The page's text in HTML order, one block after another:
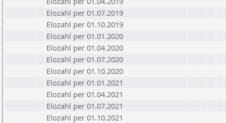
Elozahl per 01.07.2019
Elozahl per 01.10.2019
Elozahl per 01.01.2020
Elozahl per 01.04.2020
Elozahl per 01.07.2020
Elozahl per 01.10.2020
Elozahl per 01.01.2021
Elozahl per 01.04.2021
Elozahl per 01.07.2021
Elozahl per 01.10.2021